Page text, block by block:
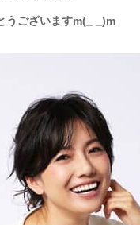
うございますm(_ _)m